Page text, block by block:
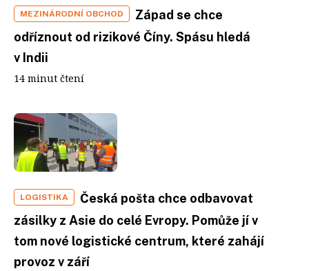
MEZINÁRODNÍ OBCHOD
Západ se chce
odříznout od rizikové Číny. Spásu hledá
v Indii
14 minut čtení
LOGISTIKA
Česká pošta chce odbavovat
zásilky z Asie do celé Evropy. Pomůže jí v
tom nové logistické centrum, které zahájí
provoz v září